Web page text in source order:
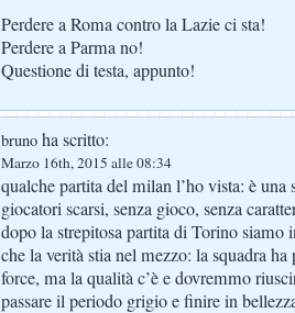
Perdere a Roma contro la Lazie ci sta!
Perdere a Parma no!
Questione di testa, appunto!
bruno ha scritto:
Marzo 16th, 2015 alle 08:34
qualche partita del milan l’ho vista: è una
giocatori scarsi, senza gioco, senza
dopo la strepitosa partita di Torino siamo
che la verità stia nel mezzo: la squadra
force, ma la qualità c’è e dovremmo
passare il periodo grigio e finire in